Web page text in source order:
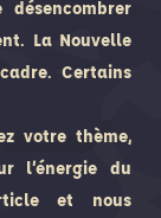
La Nouvelle
Certains
votre thème,
l’énergie du
et nous